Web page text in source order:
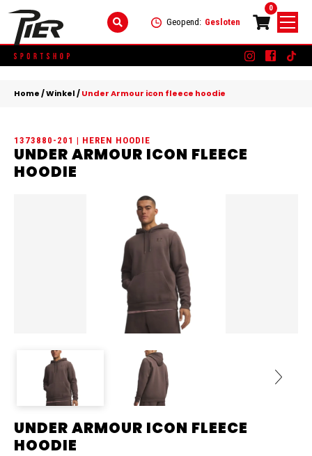
Geopend: Gesloten
0
Skip
to
SCHOENEN
ACCESSOIRES
KLEDING
SCHOENEN
KINDEREN
KLEDING
Home/Winkel/Under Armour icon fleece hoodie
1373880-201 | HEREN HOODIE
UNDER ARMOUR ICON FLEECE
HOODIE
UNDER ARMOUR ICON FLEECE
HOODIE